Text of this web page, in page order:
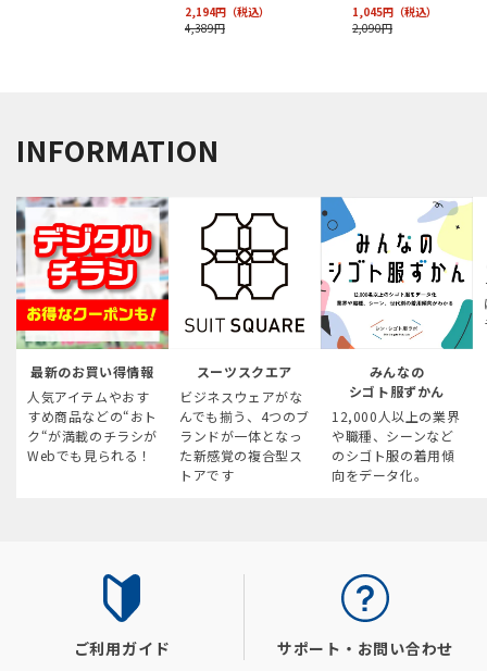
INFORMATION
最新のお買い得情報
人気アイテムやおす
すめ商品などの“おト
ク“が満載のチラシが
Webでも見られる！
スーツスクエア
ビジネスウェアがな
んでも揃う、4つのブ
ランドが一体となっ
た新感覚の複合型ス
トアです
みんなの
シゴト服ずかん
12,000人以上の業界
や職種、シーンなど
のシゴト服の着用傾
向をデータ化。
ご利用ガイド サポート・お問い合わせ